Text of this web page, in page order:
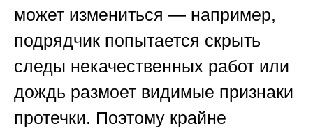
может измениться — например,
подрядчик попытается скрыть
следы некачественных работ или
дождь размоет видимые признаки
протечки. Поэтому крайне